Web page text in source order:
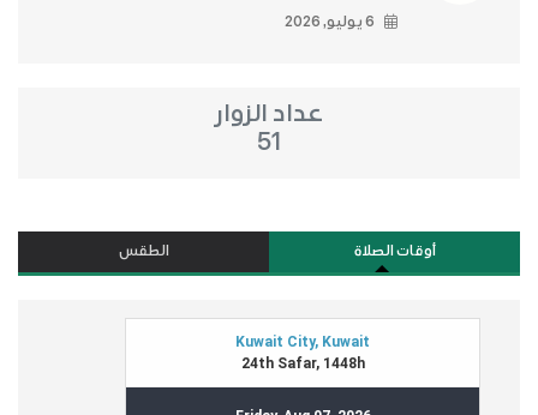
6 يوليو, 2026
عداد الزوار
51
أوقات الصلاة الطقس